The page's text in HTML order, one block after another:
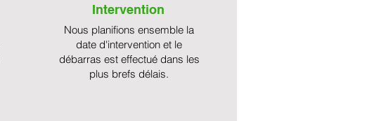
Intervention
Nous planifions ensemble la
date d'intervention et le
débarras est effectué dans les
plus brefs délais.